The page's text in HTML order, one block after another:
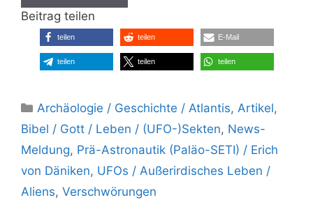
Beitrag teilen
teilen teilen E-Mail
teilen teilen teilen
Kategorien
Archäologie / Geschichte / Atlantis,Artikel,
Bibel / Gott / Leben / (UFO-)Sekten, News-
Meldung, Prä-Astronautik (Paläo-SETI) / Erich
von Däniken, UFOs / Außerirdisches Leben /
Aliens, Verschwörungen